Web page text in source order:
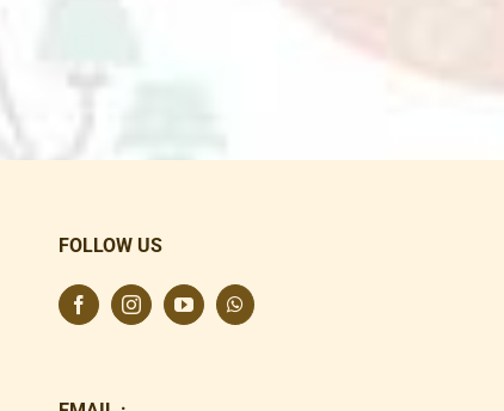
FOLLOW US